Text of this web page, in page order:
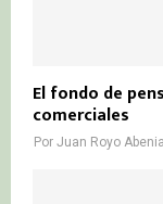
El fondo de
comerciales
Por Juan Royo Abenia